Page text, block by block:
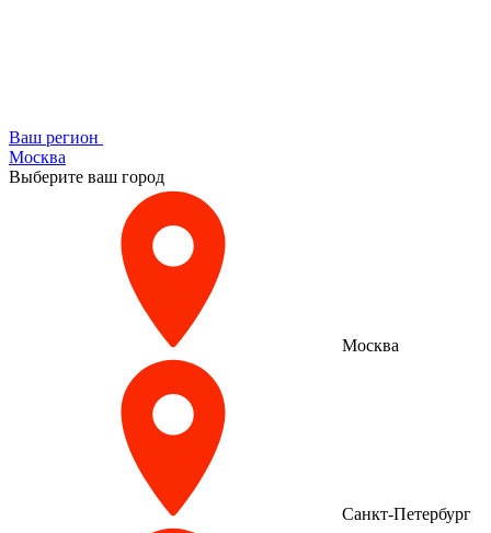
Ваш регион
Москва
Выберите ваш город
Москва
Санкт-Петербург